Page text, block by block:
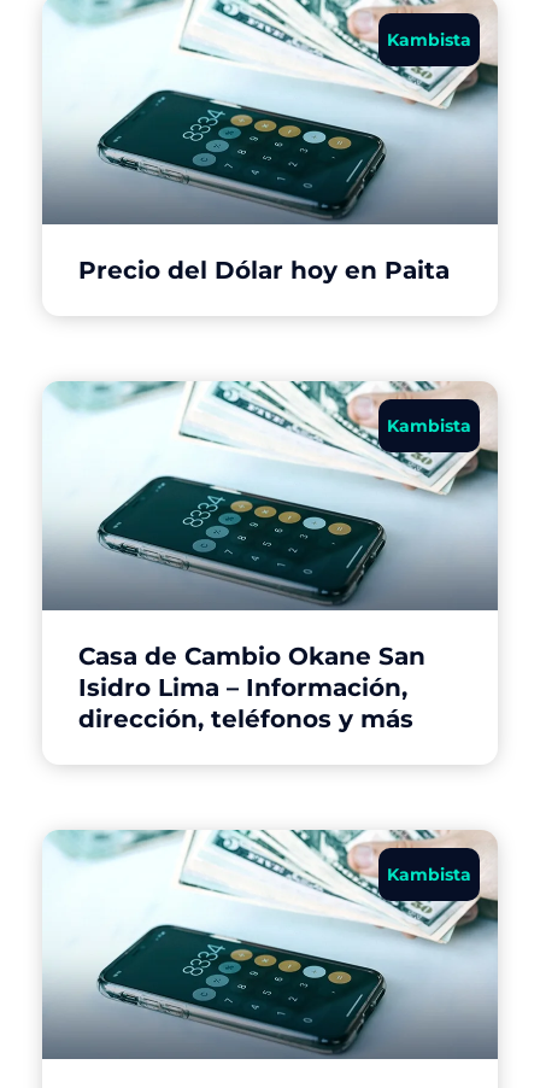
Kambista
Precio del Dólar hoy en Paita
Kambista
Casa de Cambio Okane San
Isidro Lima – Información,
dirección, teléfonos y más
Kambista